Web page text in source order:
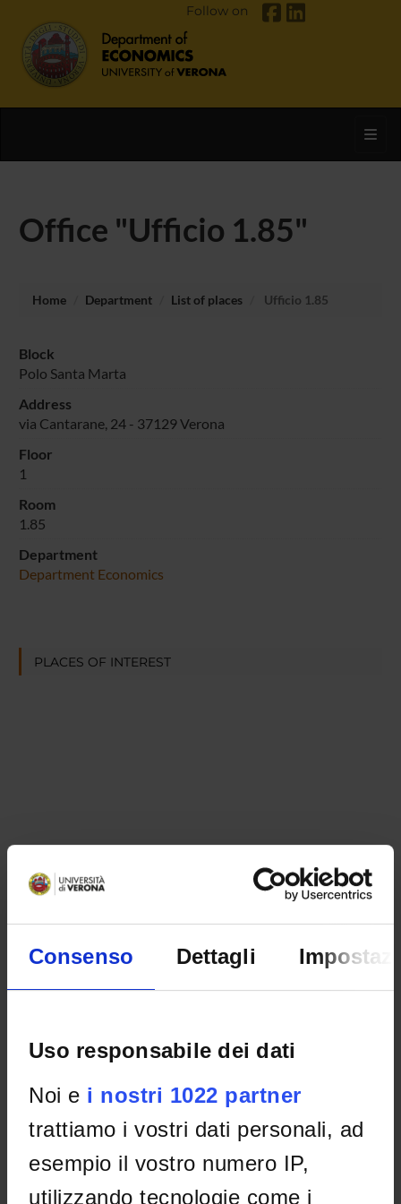
Consenso Dettagli
Uso responsabile dei dati
Noi e i nostri 1022 partner
trattiamo i vostri dati personali, ad
esempio il vostro numero IP,
utilizzando tecnologie come i
Follow on
Office "Ufficio 1.85"
Home Department List of places Ufficio 1.85
Block
Polo Santa Marta
Address
via Cantarane, 24 - 37129 Verona
Floor
1
Room
1.85
Department
Department Economics
PLACES OF INTEREST
ORGANISATION
GOVERNANCE